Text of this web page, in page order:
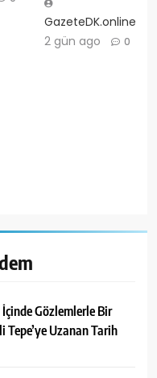
GazeteDK.online
2 gün ago
0
Gözlemlerle Bir
Tepe’ye Uzanan Tarih